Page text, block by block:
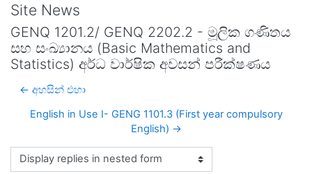
Site News
GENQ 1201.2/ GENQ 2202.2 - මූලික ගණිතය
සහ සංඛ්‍යානය (Basic Mathematics and
Statistics) අර්ධ වාර්ෂික අවසන් පරීක්ෂණය
← අහසින් එහා
English in Use I- GENG 1101.3 (First year compulsory
English) →
Display mode